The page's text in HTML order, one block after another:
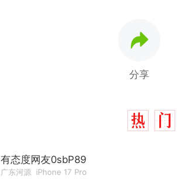
分享
有态度网友0sbP89
广东河源 iPhone 17 Pro